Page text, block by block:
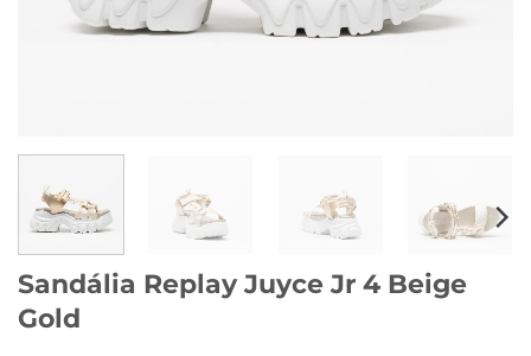
Sandália Replay Juyce Jr 4 Beige
Gold